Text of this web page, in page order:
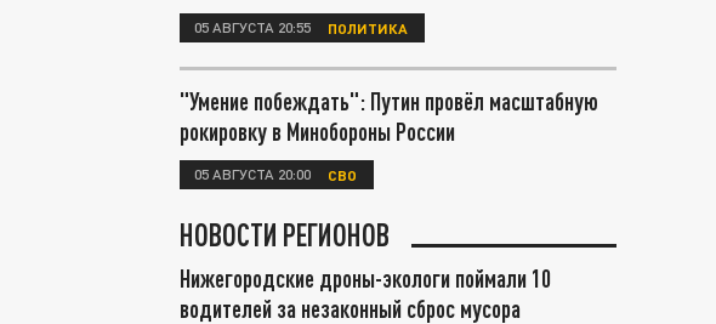
05 АВГУСТА 20:55 ПОЛИТИКА
"Умение побеждать": Путин провёл масштабную
рокировку в Минобороны России
05 АВГУСТА 20:00 СВО
НОВОСТИ РЕГИОНОВ
Нижегородские дроны-экологи поймали 10
водителей за незаконный сброс мусора